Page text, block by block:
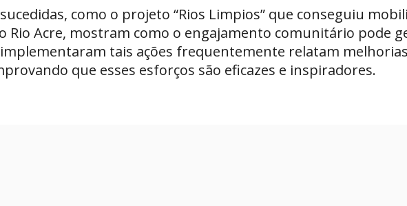
como o projeto “Rios Limpios” que conseguiu
Rio Acre, mostram como o engajamento comunitário pode
tais ações frequentemente relatam
que esses esforços são eficazes e inspiradores.